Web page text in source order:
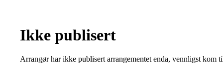
Ikke publisert
Arrangør har ikke publisert arrangementet enda, vennligst kom